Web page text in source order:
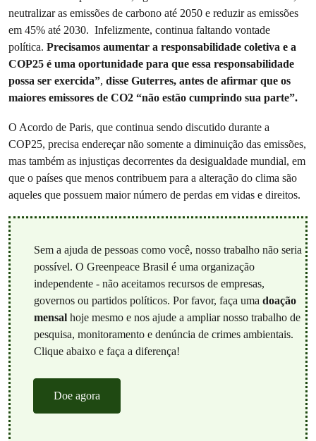
neutralizar as emissões de carbono até 2050 e reduzir as emissões
em 45% até 2030. Infelizmente, continua faltando vontade
política. Precisamos aumentar a responsabilidade coletiva e a
COP25 é uma oportunidade para que essa responsabilidade
possa ser exercida”, disse Guterres, antes de afirmar que os
maiores emissores de CO2 “não estão cumprindo sua parte”.
O Acordo de Paris, que continua sendo discutido durante a
COP25, precisa endereçar não somente a diminuição das emissões,
mas também as injustiças decorrentes da desigualdade mundial, em
que o países que menos contribuem para a alteração do clima são
aqueles que possuem maior número de perdas em vidas e direitos.
Sem a ajuda de pessoas como você, nosso trabalho não seria
possível. O Greenpeace Brasil é uma organização
independente - não aceitamos recursos de empresas,
governos ou partidos políticos. Por favor, faça uma doação
mensalhoje mesmo e nos ajude a ampliar nosso trabalho de
pesquisa, monitoramento e denúncia de crimes ambientais.
Clique abaixo e faça a diferença!
Doe agora